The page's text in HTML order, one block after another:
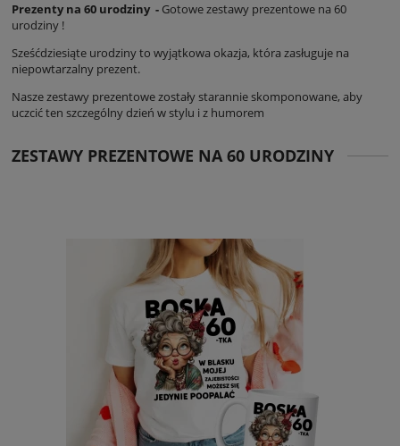
Prezenty na 60 urodziny - Gotowe zestawy prezentowe na 60
urodziny !
Sześćdziesiąte urodziny to wyjątkowa okazja, która zasługuje na
niepowtarzalny prezent.
Nasze zestawy prezentowe zostały starannie skomponowane, aby
uczcić ten szczególny dzień w stylu i z humorem
ZESTAWY PREZENTOWE NA 60 URODZINY